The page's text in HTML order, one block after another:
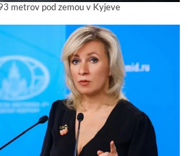
metrov pod zemou v Kyjeve